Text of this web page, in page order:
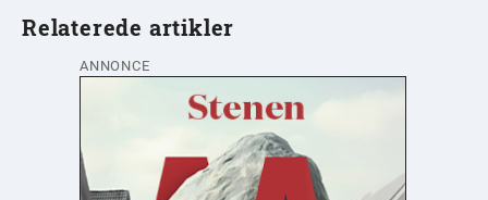
Relaterede artikler
ANNONCE